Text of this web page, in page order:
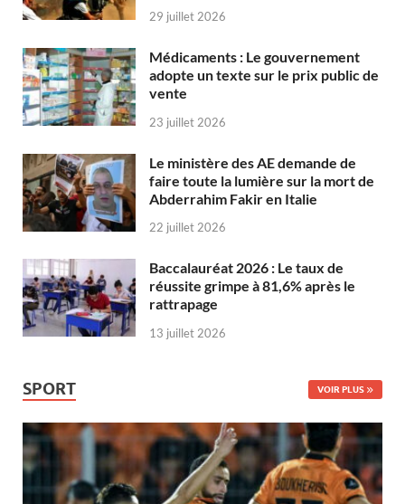
29 juillet 2026
Médicaments : Le gouvernement
adopte un texte sur le prix public de
vente
23 juillet 2026
Le ministère des AE demande de
faire toute la lumière sur la mort de
Abderrahim Fakir en Italie
22 juillet 2026
Baccalauréat 2026 : Le taux de
réussite grimpe à 81,6% après le
rattrapage
13 juillet 2026
SPORT VOIR PLUS